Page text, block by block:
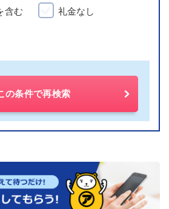
含む 礼金なし
の条件で再検索